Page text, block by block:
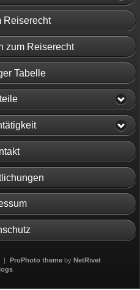
Reiserecht
zum Reiserecht
Tabelle
| ProPhoto themeby NetRivet